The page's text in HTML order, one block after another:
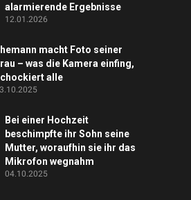
alarmierende Ergebnisse
12.01.2026
macht Foto seiner
– was die Kamera einfing,
alle
Bei einer Hochzeit
beschimpfte ihr Sohn seine
Mutter, woraufhin sie ihr das
Mikrofon wegnahm
04.10.2025